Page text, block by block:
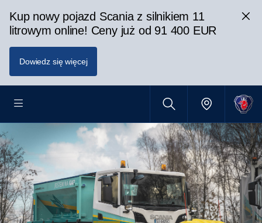
Kup nowy pojazd Scania z silnikiem 11
litrowym online! Ceny już od 91 400 EUR
Dowiedz się więcej